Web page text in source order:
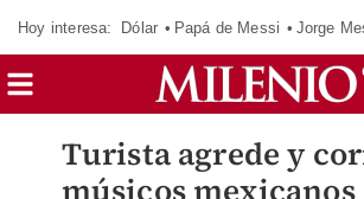
Hoy interesa: Dólar Papá de Messi Jorge
Turista agrede y